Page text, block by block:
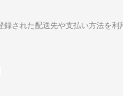
された配送先や支払い方法を利